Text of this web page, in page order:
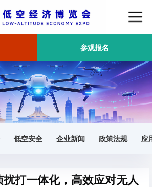
参观报名
低空安全 企业新闻 政策法规 应
正文
打一体化，高效应对无人